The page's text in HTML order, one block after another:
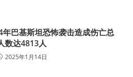
巴基斯坦恐怖袭击造成伤亡总
数达4813人
2025年1月14日